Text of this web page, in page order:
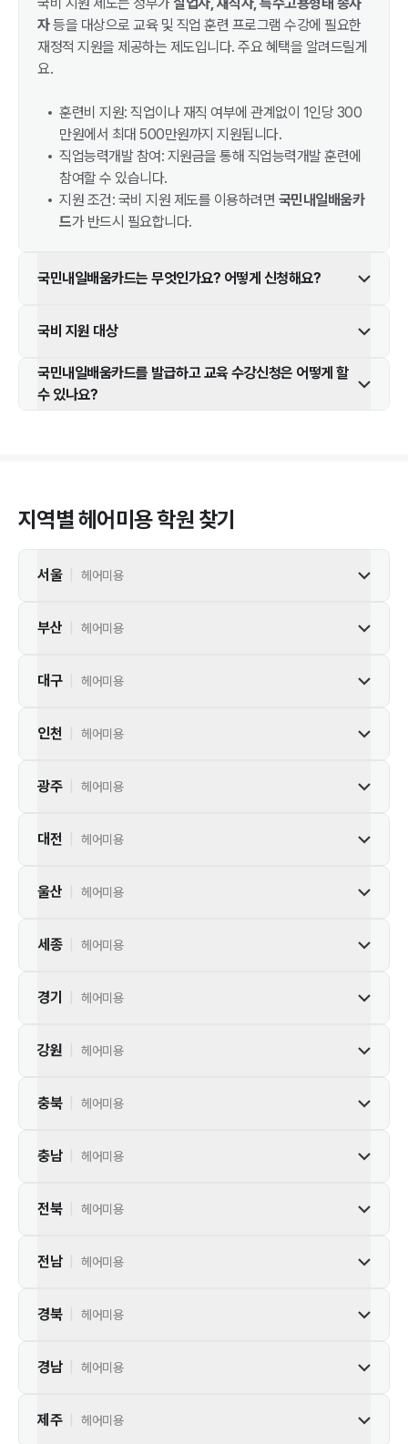
자등을 대상으로 교육 및 직업 훈련 프로그램 수강에 필요한
재정적 지원을 제공하는 제도입니다. 주요 혜택을 알려드릴게
요.
훈련비 지원: 직업이나 재직 여부에 관계없이 1인당 300
만원에서 최대 500만원까지 지원됩니다.
직업능력개발 참여: 지원금을 통해 직업능력개발 훈련에
참여할 수 있습니다.
지원 조건: 국비 지원 제도를 이용하려면 국민내일배움카
드가 반드시 필요합니다.
국민내일배움카드는 무엇인가요? 어떻게 신청해요?
국비 지원 대상
국민내일배움카드를 발급하고 교육 수강신청은 어떻게 할
수 있나요?
지역별헤어미용학원 찾기
서울 헤어미용
부산 헤어미용
대구 헤어미용
인천 헤어미용
광주 헤어미용
대전 헤어미용
울산 헤어미용
세종 헤어미용
경기 헤어미용
강원 헤어미용
충북 헤어미용
충남 헤어미용
전북 헤어미용
전남 헤어미용
경북 헤어미용
경남 헤어미용
제주 헤어미용